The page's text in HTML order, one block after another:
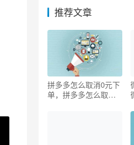
推荐文章
拼多多怎么取消0元下
单，拼多多怎么取消0